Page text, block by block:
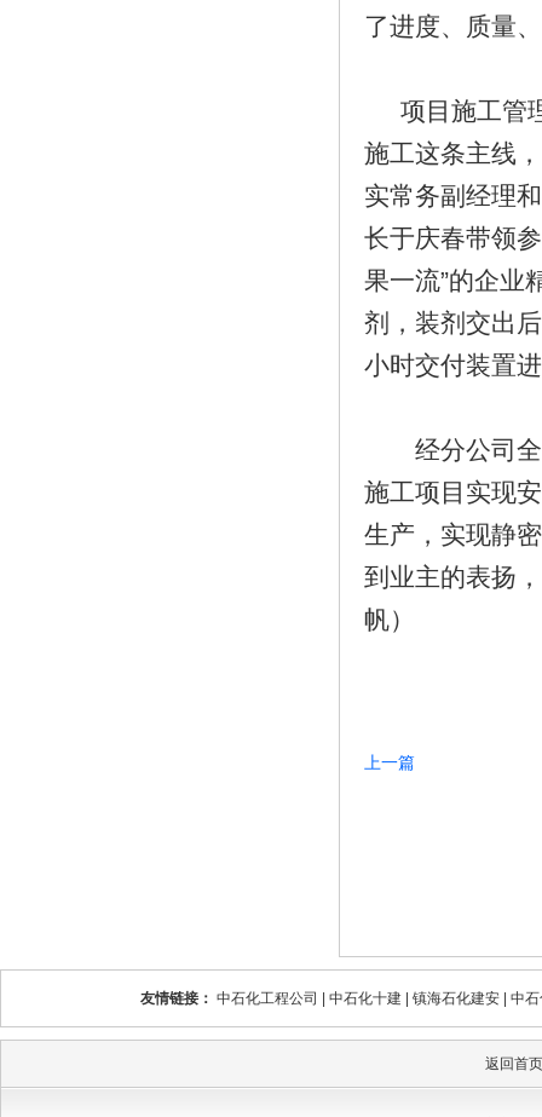
了进度、质量
项目施工管
施工这条主线
实常务副经理
长于庆春带领
果一流”的企业
剂，装剂交出
小时交付装置
经分公司全
施工项目实现
生产，实现静
到业主的表扬
帆）
上一篇
友情链接： 中石化工程公司 中石化十建 镇海石化建安 中
返回首页